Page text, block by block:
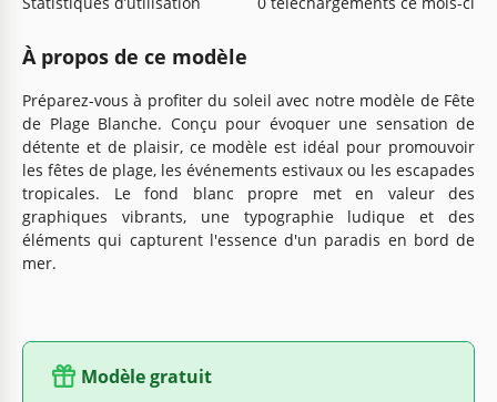
À propos de ce modèle
Préparez-vous à profiter du soleil avec notre modèle de Fête
de Plage Blanche. Conçu pour évoquer une sensation de
détente et de plaisir, ce modèle est idéal pour promouvoir
les fêtes de plage, les événements estivaux ou les escapades
tropicales. Le fond blanc propre met en valeur des
graphiques vibrants, une typographie ludique et des
éléments qui capturent l'essence d'un paradis en bord de
mer.
Modèle gratuit